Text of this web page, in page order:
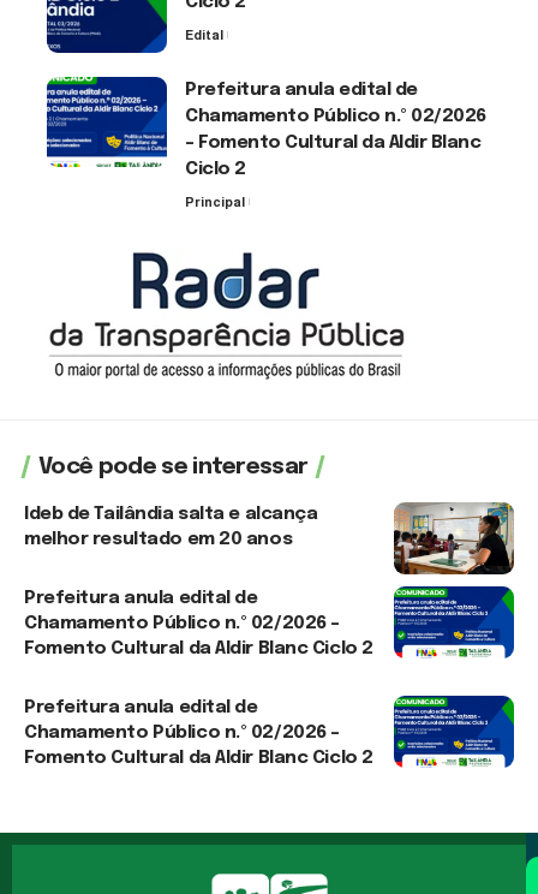
Edital
Prefeitura anula edital de
Chamamento Público n.º 02/2026
– Fomento Cultural da Aldir Blanc
Ciclo 2
Principal
Você pode se interessar
Ideb de Tailândia salta e alcança
melhor resultado em 20 anos
Prefeitura anula edital de
Chamamento Público n.º 02/2026 –
Fomento Cultural da Aldir Blanc Ciclo 2
Prefeitura anula edital de
Chamamento Público n.º 02/2026 –
Fomento Cultural da Aldir Blanc Ciclo 2